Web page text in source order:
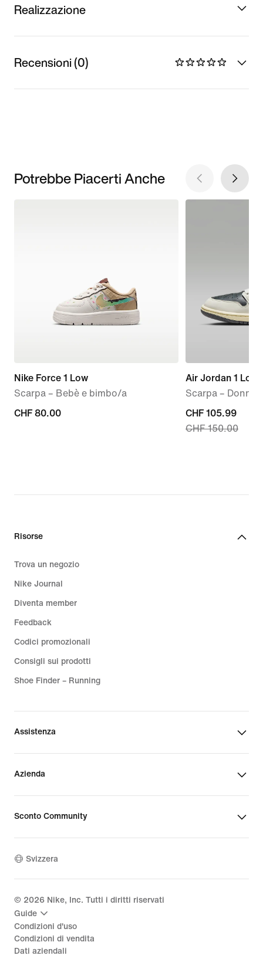
Realizzazione
Recensioni (0)
Potrebbe Piacerti Anche
Nike Force 1 Low
Scarpa – Bebè e bimbo/a
CHF
CHF 80.00
Air Jordan 1 Low
Scarpa – Donna
current
price
price
CHF 105.99
CHF 150.00
Risorse
Trova un negozio
Nike Journal
Diventa member
Feedback
Codici promozionali
Consigli sui prodotti
Shoe Finder – Running
Assistenza
Azienda
Sconto Community
Svizzera
© 2026 Nike, Inc. Tutti i diritti riservati
Guide
Condizioni d'uso
Condizioni di vendita
Dati aziendali